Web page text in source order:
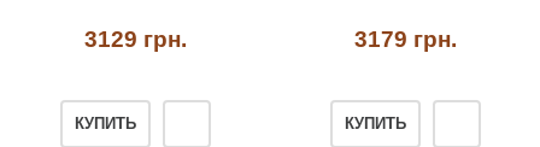
3129 грн.
КУПИТЬ
3179 грн.
КУПИТЬ